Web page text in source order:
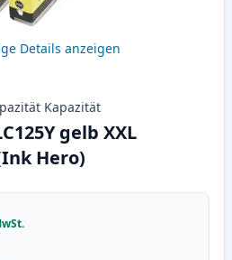
Details anzeigen
Kapazität
gelb XXL
Hero)